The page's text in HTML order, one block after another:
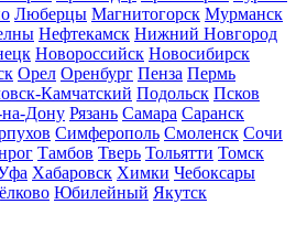
Люберцы Магнитогорск Мурманск
Нефтекамск Нижний Новгород
Новороссийск Новосибирск
Орел Оренбург Пенза Пермь
Камчатский Подольск Псков
на-Дону Рязань Самара Саранск
Симферополь Смоленск Сочи
Тамбов Тверь Тольятти Томск
Хабаровск Химки Чебоксары
Юбилейный Якутск